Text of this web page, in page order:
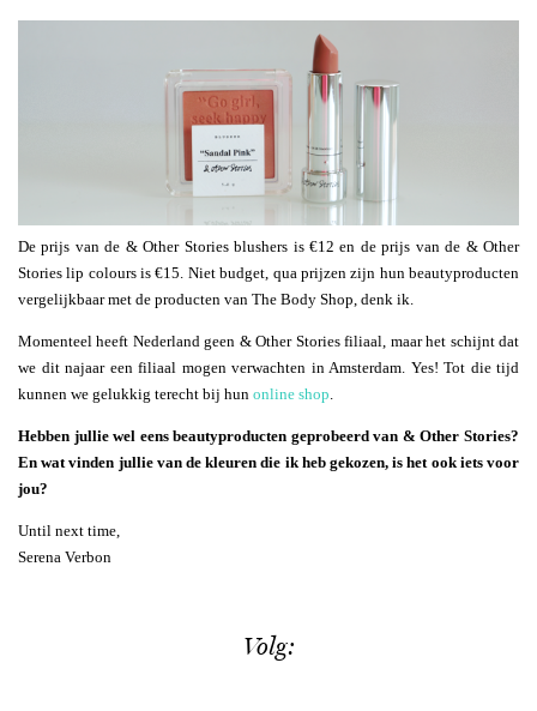
De prijs van de & Other Stories blushers is €12 en de prijs van de & Other
Stories lip colours is €15. Niet budget, qua prijzen zijn hun beautyproducten
vergelijkbaar met de producten van The Body Shop, denk ik.
Momenteel heeft Nederland geen & Other Stories filiaal, maar het schijnt dat
we dit najaar een filiaal mogen verwachten in Amsterdam. Yes! Tot die tijd
kunnen we gelukkig terecht bij hun online shop
Hebben jullie wel eens beautyproducten geprobeerd van & Other Stories?
En wat vinden jullie van de kleuren die ik heb gekozen, is het ook iets voor
jou?
Until next time,
Serena Verbon
Volg: